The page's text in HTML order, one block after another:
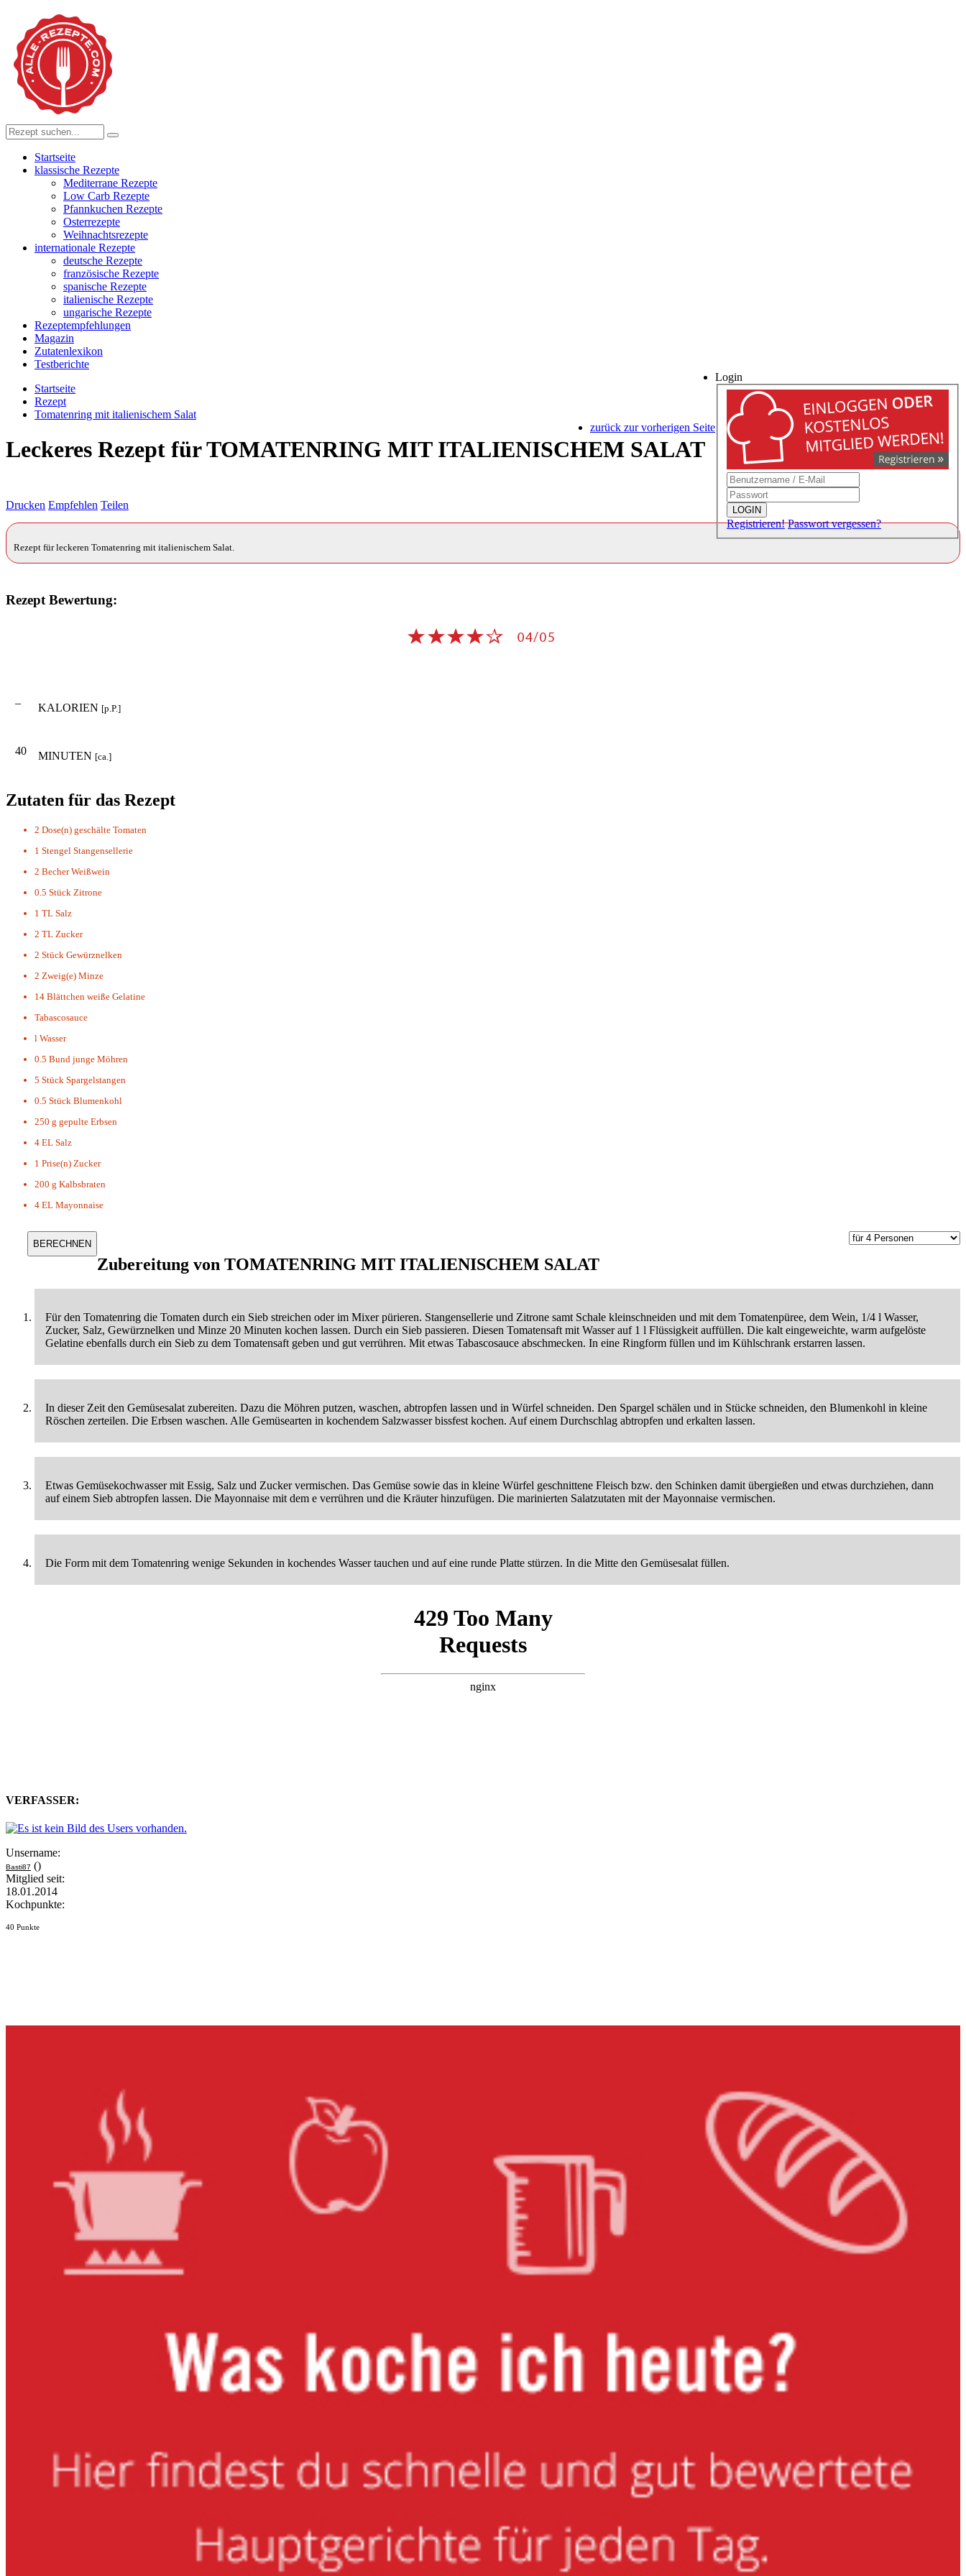
Startseite
klassische Rezepte
Mediterrane Rezepte
Low Carb Rezepte
Pfannkuchen Rezepte
Osterrezepte
Weihnachtsrezepte
internationale Rezepte
deutsche Rezepte
französische Rezepte
spanische Rezepte
italienische Rezepte
ungarische Rezepte
Rezeptempfehlungen
Magazin
Zutatenlexikon
Testberichte
Login
LOGIN
Registrieren! Passwort vergessen?
Startseite
Rezept
Tomatenring mit italienischem Salat
zurück zur vorherigen Seite
Leckeres Rezept fürTOMATENRING MIT ITALIENISCHEM SALAT
Drucken Empfehlen Teilen
Rezept für leckeren Tomatenring mit italienischem Salat.
Rezept Bewertung:
– KALORIEN [p.P.]
40 MINUTEN [ca.]
Zutaten für das Rezept
2 Dose(n) geschälte Tomaten
1 Stengel Stangensellerie
2 Becher Weißwein
0.5 Stück Zitrone
1 TL Salz
2 TL Zucker
2 Stück Gewürznelken
2 Zweig(e) Minze
14 Blättchen weiße Gelatine
Tabascosauce
l Wasser
0.5 Bund junge Möhren
5 Stück Spargelstangen
0.5 Stück Blumenkohl
250 g gepulte Erbsen
4 EL Salz
1 Prise(n) Zucker
200 g Kalbsbraten
4 EL Mayonnaise
Zubereitung von TOMATENRING MIT ITALIENISCHEM SALAT
Für den Tomatenring die Tomaten durch ein Sieb streichen oder im Mixer pürieren. Stangensellerie und Zitrone samt Schale kleinschneiden und mit dem Tomatenpüree, dem Wein, 1/4 l Wasser,
Zucker, Salz, Gewürznelken und Minze 20 Minuten kochen lassen. Durch ein Sieb passieren. Diesen Tomatensaft mit Wasser auf 1 l Flüssigkeit auffüllen. Die kalt eingeweichte, warm aufgelöste
Gelatine ebenfalls durch ein Sieb zu dem Tomatensaft geben und gut verrühren. Mit etwas Tabascosauce abschmecken. In eine Ringform füllen und im Kühlschrank erstarren lassen.
In dieser Zeit den Gemüsesalat zubereiten. Dazu die Möhren putzen, waschen, abtropfen lassen und in Würfel schneiden. Den Spargel schälen und in Stücke schneiden, den Blumenkohl in kleine
Röschen zerteilen. Die Erbsen waschen. Alle Gemüsearten in kochendem Salzwasser bissfest kochen. Auf einem Durchschlag abtropfen und erkalten lassen.
Etwas Gemüsekochwasser mit Essig, Salz und Zucker vermischen. Das Gemüse sowie das in kleine Würfel geschnittene Fleisch bzw. den Schinken damit übergießen und etwas durchziehen, dann
auf einem Sieb abtropfen lassen. Die Mayonnaise mit dem e verrühren und die Kräuter hinzufügen. Die marinierten Salatzutaten mit der Mayonnaise vermischen.
Die Form mit dem Tomatenring wenige Sekunden in kochendes Wasser tauchen und auf eine runde Platte stürzen. In die Mitte den Gemüsesalat füllen.
VERFASSER:
Unsername:
Basti87 ()
Mitglied seit:
18.01.2014
Kochpunkte:
40 Punkte